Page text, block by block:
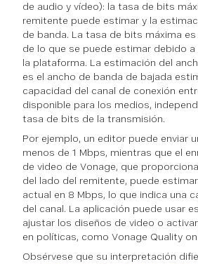
de audio y vídeo): la tasa de bits
remitente puede estimar y la
de banda. La tasa de bits máxima
de lo que se puede estimar debido
la plataforma. La estimación del
es el ancho de banda de bajada
capacidad del canal de conexión
disponible para los medios,
tasa de bits de la transmisión.
Por ejemplo, un editor puede enviar
menos de 1 Mbps, mientras que el
de video de Vonage, que
del lado del remitente, puede
actual en 8 Mbps, lo que indica una
del canal. La aplicación puede usar
ajustar los diseños de video o
en políticas, como Vonage Quality on
Obsérvese que su interpretación